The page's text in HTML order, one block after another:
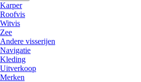
Karper
Roofvis
Witvis
Zee
Andere visserijen
Navigatie
Kleding
Uitverkoop
Merken